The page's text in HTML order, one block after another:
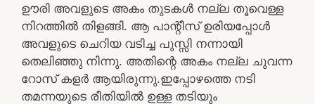
ഊരി അവളുടെ അകം തുടകൾ നല്ല തൂവെള്ള
നിറത്തിൽ തിളങ്ങി. ആ പാന്റീസ് ഉരിയപ്പോൾ
അവളുടെ ചെറിയ വടിച്ച പുസ്സി നന്നായി
തെലിഞ്ഞു നിന്നു. അതിന്റെ അകം നല്ല ചുവന്ന
റോസ് കളർ ആയിരുന്നു.ഇപ്പോഴത്തെ നടി
തമന്നയുടെ രീതിയിൽ ഉള്ള തടിയും